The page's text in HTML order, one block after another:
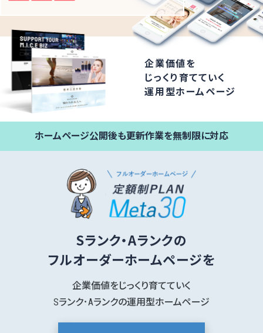
企業価値を
じっくり育てていく
運用型ホームページ
ホームページ公開後も更新作業を無制限に対応
Sランク・Aランクの
フルオーダーホームページを
企業価値をじっくり育てていく
Sランク･Aランクの運用型ホームページ